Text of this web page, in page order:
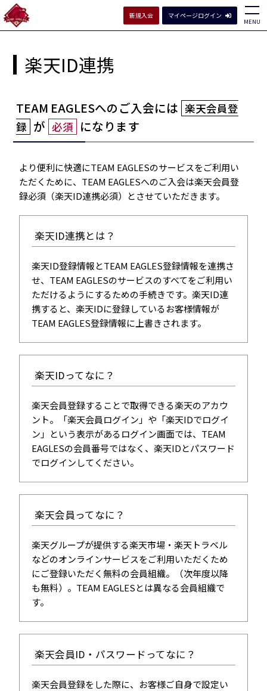
MENU
新規入会 マイページログイン
楽天ID連携
TEAM EAGLESへのご入会には 楽天会員登
録 が 必須 になります
より便利に快適にTEAM EAGLESのサービスをご利用い
ただくために、TEAM EAGLESへのご入会は楽天会員登
録必須（楽天ID連携必須）
とさせていただきます。
楽天ID連携とは？
楽天ID登録情報とTEAM EAGLES登録情報を連携さ
せ、TEAM EAGLESのサービスのすべてをご利用い
ただけるようにするための手続きです。楽天ID連
携すると、楽天IDに登録しているお客様情報が
TEAM EAGLES登録情報に上書きされます。
楽天IDってなに？
楽天会員登録することで取得できる楽天のアカウ
ント。「楽天会員ログイン」や「楽天IDでログイ
ン」という表示があるログイン画面では、TEAM
EAGLESの会員番号ではなく、楽天IDとパスワード
でログインしてください。
楽天会員ってなに？
楽天グループが提供する楽天市場・楽天トラベル
などのオンラインサービスをご利用いただくため
にご登録いただく無料の会員組織。（次年度以降
も無料）。TEAM EAGLESとは異なる会員組織で
す。
楽天会員ID・パスワードってなに？
楽天会員登録をした際に、お客様ご自身で設定い